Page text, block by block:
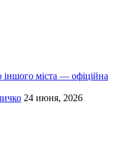
іншого міста — офіційна
24 июня, 2026